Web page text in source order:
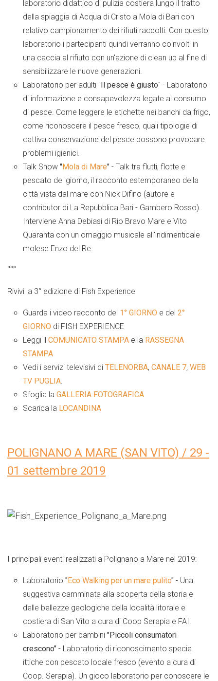
laboratorio didattico di pulizia costiera lungo il tratto
della spiaggia di Acqua di Cristo a Mola di Bari con
relativo campionamento dei rifiuti raccolti. Con questo
laboratorio i partecipanti quindi verranno coinvolti in
una caccia al rifiuto con un'azione di clean up al fine di
sensibilizzare le nuove generazioni.
Laboratorio per adulti "Il pesce è giusto" - Laboratorio
di informazione e consapevolezza legate al consumo
di pesce. Come leggere le etichette nei banchi da frigo,
come riconoscere il pesce fresco, quali tipologie di
cattiva conservazione del pesce possono provocare
problemi igienici.
Talk Show "Mola di Mare" - Talk tra flutti, flotte e
pescato del giorno, il racconto estemporaneo della
città vista dal mare con Nick Difino (autore e
contributor di La Repubblica Bari - Gambero Rosso).
Interviene Anna Debiasi di Rio Bravo Mare e Vito
Quaranta con un omaggio musicale all'indimenticale
molese Enzo del Re.
°°°
Rivivi la 3° edizione di Fish Experience
Guarda i video racconto del 1° GIORNO e del 2°
GIORNO di FISH EXPERIENCE
Leggi il COMUNICATO STAMPA e la RASSEGNA
STAMPA
Vedi i servizi televisivi di TELENORBA, CANALE 7, WEB
TV PUGLIA.
Sfoglia la GALLERIA FOTOGRAFICA
Scarica la LOCANDINA
POLIGNANO A MARE (SAN VITO) / 29 -
01 settembre 2019
I principali eventi realizzati a Polignano a Mare nel 2019:
Laboratorio "Eco Walking per un mare pulito" - Una
suggestiva camminata alla scoperta della storia e
delle bellezze geologiche della località litorale e
costiera di San Vito a cura di Coop Serapia e FAI.
Laboratorio per bambini "Piccoli consumatori
crescono" - Laboratorio di riconoscimento specie
ittiche con pescato locale fresco (evento a cura di
Coop. Serapia). Un gioco laboratorio per conoscere le